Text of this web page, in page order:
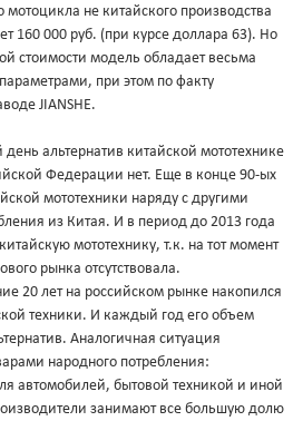
мотоцикла не китайского производства
160 000 руб. (при курсе доллара 63). Но
стоимости модель обладает весьма
при этом по факту
JIANSHE.
альтернатив китайской мототехнике
Федерации нет. Еще в конце 90-ых
мототехники наряду с другими
из Китая. И в период до 2013 года
мототехнику, т.к. на тот момент
рынка отсутствовала.
20 лет на российском рынке накопился
техники. И каждый год его объем
Аналогичная ситуация
народного потребления:
автомобилей, бытовой техникой и иной
занимают все большую долю